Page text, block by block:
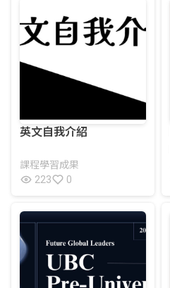
英文自我介紹
課程學習成果
223
0